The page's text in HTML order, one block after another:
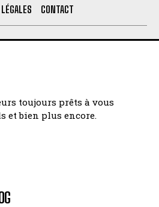
CONTACT
toujours prêts à vous
et bien plus encore.